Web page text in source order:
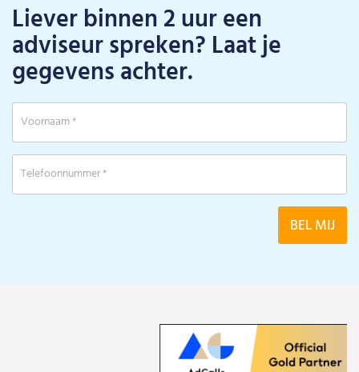
Liever binnen 2 uur een
adviseur spreken? Laat je
gegevens achter.